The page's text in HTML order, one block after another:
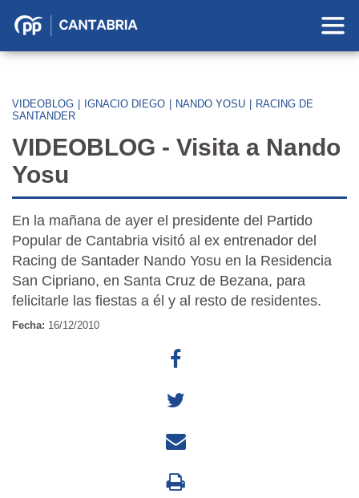
Partido
Cantabria
VIDEOBLOG IGNACIO DIEGO NANDO YOSU
RACING DE
SANTANDER
VIDEOBLOG - Visita a Nando
Yosu
En la mañana de ayer el presidente del Partido
Popular de Cantabria visitó al ex entrenador del
Racing de Santader Nando Yosu en la Residencia
San Cipriano, en Santa Cruz de Bezana, para
felicitarle las fiestas a él y al resto de residentes.
Fecha: 16/12/2010